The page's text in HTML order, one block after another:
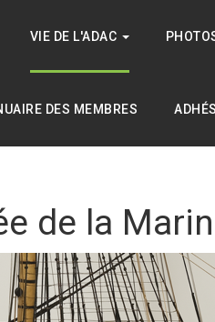
VIE DE L'ADAC
DES MEMBRES
de la